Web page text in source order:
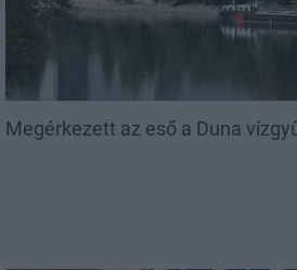
Megérkezett az eső a Duna